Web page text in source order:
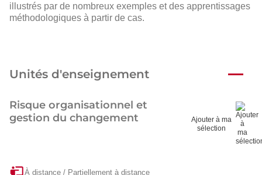
illustrés par de nombreux exemples et des apprentissages
méthodologiques à partir de cas.
Unités d'enseignement
Risque organisationnel et
gestion du changement
Ajouter à ma
sélection
À distance / Partiellement à distance